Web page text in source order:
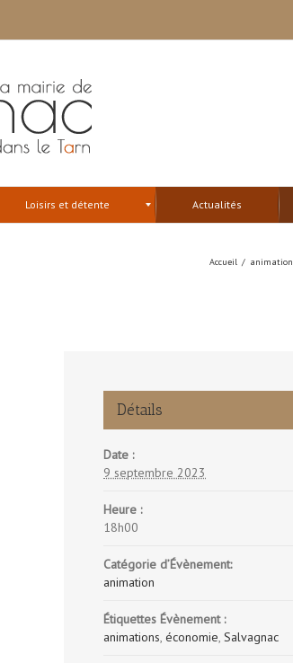
Loisirs et détente Actualités
Accueil / animation
Détails
Date :
9 septembre 2023
Heure :
18h00
Catégorie d’Évènement:
animation
Étiquettes Évènement :
animations, économie, Salvagnac